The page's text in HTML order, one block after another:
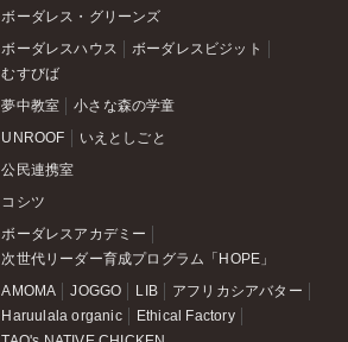
ボーダレス・グリーンズ
ボーダレスハウス
ボーダレスビジット
むすびば
夢中教室 小さな森の学童
UNROOF いえとしごと
公民連携室
コシツ
ボーダレスアカデミー
次世代リーダー育成プログラム「HOPE」
AMOMA JOGGO LIB
アフリカシアバター
Haruulala organic
Ethical Factory